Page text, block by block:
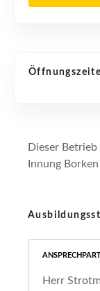
Dieser
Innung Borken
Herr